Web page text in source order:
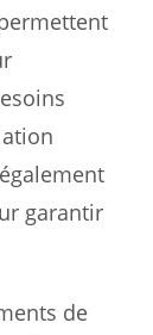
garantir
de